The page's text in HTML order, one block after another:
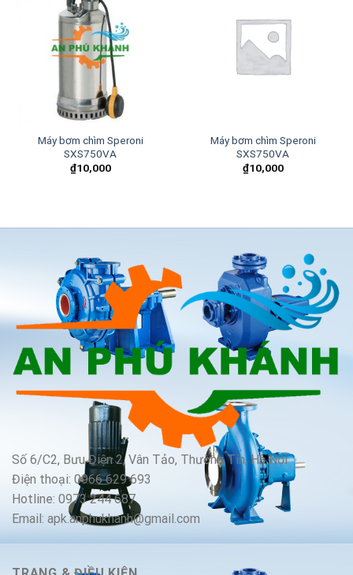
wishlist
Máy bơm chìm Speroni
SXS750VA
₫10,000
Máy bơm chìm Speroni
SXS750VA
₫10,000
Số 6/C2, Bưu Điện 2, Vân Tảo, Thường Tín, Hà Nội
Điện thoại: 0966 629 693
Hotline: 0973 244 687
Email: apk.anphukhanh@gmail.com